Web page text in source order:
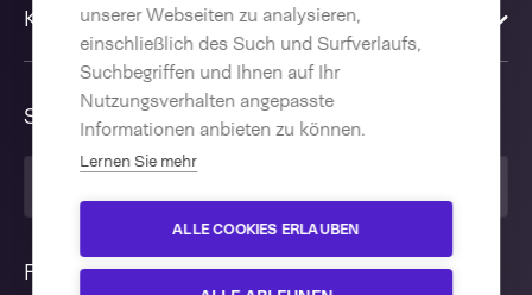
unserer Webseiten zu analysieren,
einschließlich des Such und Surfverlaufs,
Suchbegriffen und Ihnen auf Ihr
Nutzungsverhalten angepasste
Informationen anbieten zu können.
Lernen Sie mehr
ALLE COOKIES ERLAUBEN
Kontakt
Sprache
Folgen Sie uns